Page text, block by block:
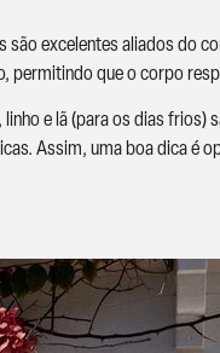
excelentes aliados do
permitindo que o corpo
e lã (para os dias
Assim, uma boa dica é